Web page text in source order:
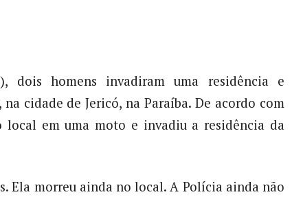
dois homens invadiram uma residência e
cidade de Jericó, na Paraíba. De acordo com
local em uma moto e invadiu a residência da
Ela morreu ainda no local. A Polícia ainda não